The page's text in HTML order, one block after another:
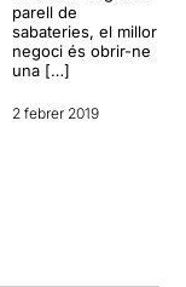
parell de
sabateries, el millor
negoci és obrir-ne
una […]
2 febrer 2019